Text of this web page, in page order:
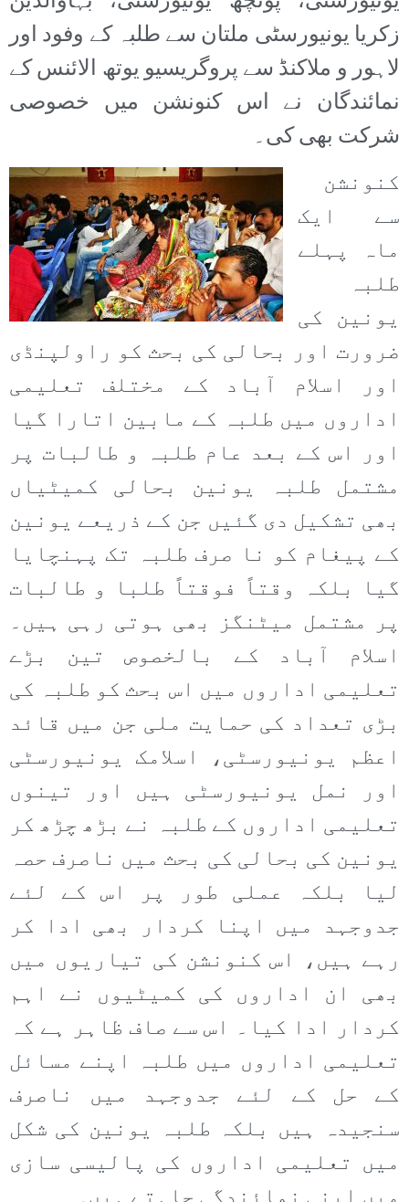
زکریا یونیورسٹی ملتان سے طلبہ کے وفود اور
لاہور و ملاکنڈ سے پروگریسیو یوتھ الائنس کے
نمائندگان نے اس کنونشن میں خصوصی
شرکت بھی کی۔
کنونشن
سے ایک
ماہ پہلے
طلبہ
یونین کی
ضرورت اور بحالی کی بحث کو راولپنڈی
اور اسلام آباد کے مختلف تعلیمی
اداروں میں طلبہ کے مابین اتارا گیا
اور اس کے بعد عام طلبہ و طالبات پر
مشتمل طلبہ یونین بحالی کمیٹیاں
بھی تشکیل دی گئیں جن کے ذریعے یونین
کے پیغام کو نا صرف طلبہ تک پہنچایا
گیا بلکہ وقتاً فوقتاً طلبا و طالبات
پر مشتمل میٹنگز بھی ہوتی رہی ہیں۔
اسلام آباد کے بالخصوص تین بڑے
تعلیمی اداروں میں اس بحث کو طلبہ کی
بڑی تعداد کی حمایت ملی جن میں قائد
اعظم یونیورسٹی، اسلامک یونیورسٹی
اور نمل یونیورسٹی ہیں اور تینوں
تعلیمی اداروں کے طلبہ نے بڑھ چڑھ کر
یونین کی بحالی کی بحث میں ناصرف حصہ
لیا بلکہ عملی طور پر اس کے لئے
جدوجہد میں اپنا کردار بھی ادا کر
رہے ہیں، اس کنونشن کی تیاریوں میں
بھی ان اداروں کی کمیٹیوں نے اہم
کردار ادا کیا۔ اس سے صاف ظاہر ہے کہ
تعلیمی اداروں میں طلبہ اپنے مسائل
کے حل کے لئے جدوجہد میں ناصرف
سنجیدہ ہیں بلکہ طلبہ یونین کی شکل
میں تعلیمی اداروں کی پالیسی سازی